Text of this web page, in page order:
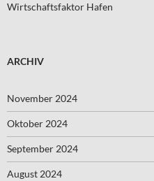
Wirtschaftsfaktor Hafen
ARCHIV
November 2024
Oktober 2024
September 2024
August 2024